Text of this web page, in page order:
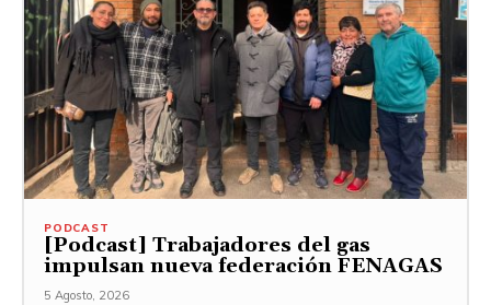
PODCAST
[Podcast] Trabajadores del gas
impulsan nueva federación FENAGAS
5 Agosto, 2026